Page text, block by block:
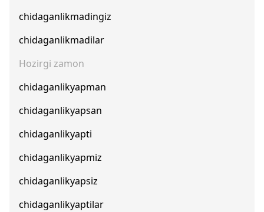
chidaganlikmadingiz
chidaganlikmadilar
Hozirgi zamon
chidaganlikyapman
chidaganlikyapsan
chidaganlikyapti
chidaganlikyapmiz
chidaganlikyapsiz
chidaganlikyaptilar